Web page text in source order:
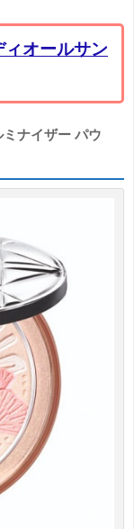
オールサン
ナイザー パウ